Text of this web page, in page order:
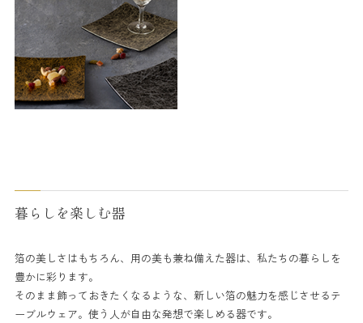
暮らしを楽しむ器
箔の美しさはもちろん、用の美も兼ね備えた器は、私たちの暮らしを
豊かに彩ります。
そのまま飾っておきたくなるような、新しい箔の魅力を感じさせるテ
ーブルウェア。使う人が自由な発想で楽しめる器です。